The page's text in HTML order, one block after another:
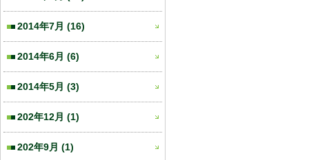
2014年7月 (16)
2014年6月 (6)
2014年5月 (3)
202年12月 (1)
202年9月 (1)